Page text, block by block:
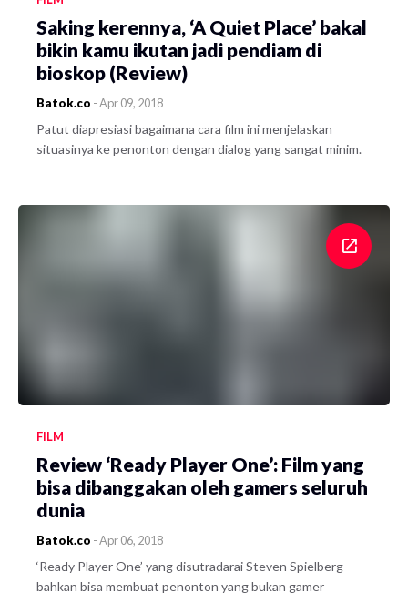
Saking kerennya, ‘A Quiet Place’ bakal
bikin kamu ikutan jadi pendiam di
bioskop (Review)
Batok.co -Apr 09, 2018
Patut diapresiasi bagaimana cara film ini menjelaskan
situasinya ke penonton dengan dialog yang sangat minim.
FILM
Review ‘Ready Player One’: Film yang
bisa dibanggakan oleh gamers seluruh
dunia
Batok.co -Apr 06, 2018
‘Ready Player One’ yang disutradarai Steven Spielberg
bahkan bisa membuat penonton yang bukan gamer